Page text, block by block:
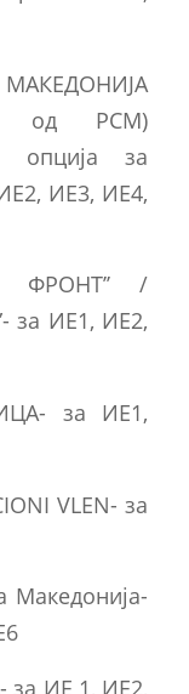
од РСМ)
опција за
ИЕ3, ИЕ4,
ФРОНТ’’ /
за ИЕ1, ИЕ2,
за ИЕ1,
VLEN- за
ИЕ 1, ИЕ2,